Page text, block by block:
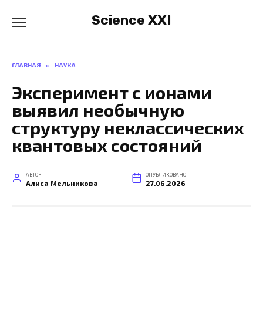
содержанию
Science XXI
ГЛАВНАЯ » НАУКА
Эксперимент с ионами
выявил необычную
структуру неклассических
квантовых состояний
АВТОР
Алиса Мельникова
ОПУБЛИКОВАНО
27.06.2026